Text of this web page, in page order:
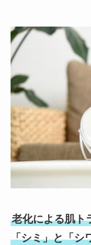
老化による肌ト
「シミ」と「シ